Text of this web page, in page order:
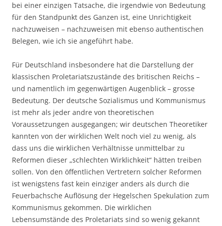
bei einer einzigen Tatsache, die irgendwie von Bedeutung
für den Standpunkt des Ganzen ist, eine Unrichtigkeit
nachzuweisen – nachzuweisen mit ebenso authentischen
Belegen, wie ich sie angeführt habe.
Für Deutschland insbesondere hat die Darstellung der
klassischen Proletariatszustände des britischen Reichs –
und namentlich im gegenwärtigen Augenblick – grosse
Bedeutung. Der deutsche Sozialismus und Kommunismus
ist mehr als jeder andre von theoretischen
Voraussetzungen ausgegangen; wir deutschen Theoretiker
kannten von der wirklichen Welt noch viel zu wenig, als
dass uns die wirklichen Verhältnisse unmittelbar zu
Reformen dieser „schlechten Wirklichkeit“ hätten treiben
sollen. Von den öffentlichen Vertretern solcher Reformen
ist wenigstens fast kein einziger anders als durch die
Feuerbachsche Auflösung der Hegelschen Spekulation zum
Kommunismus gekommen. Die wirklichen
Lebensumstände des Proletariats sind so wenig gekannt